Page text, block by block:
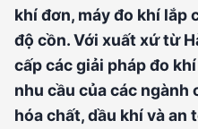
khí đơn, máy đo khí lắp
độ cồn. Với xuất xứ từ
cấp các giải pháp đo
nhu cầu của các
hóa chất, dầu khí và an